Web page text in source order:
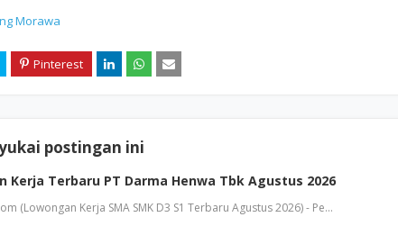
Morawa
postingan ini
Kerja Terbaru PT Darma Henwa Tbk Agustus 2026
(Lowongan Kerja SMA SMK D3 S1 Terbaru Agustus 2026) - Pe…